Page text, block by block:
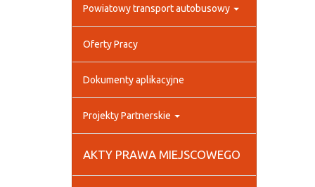
Powiatowy transport autobusowy
Oferty Pracy
Dokumenty aplikacyjne
Projekty Partnerskie
AKTY PRAWA MIEJSCOWEGO